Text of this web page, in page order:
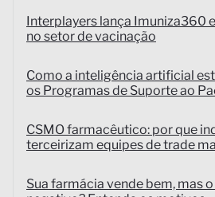
Interplayers lança Imuniza360
no setor de vacinação
Como a inteligência artificial
os Programas de Suporte ao
CSMO farmacêutico: por que
terceirizam equipes de trade
Sua farmácia vende bem, mas